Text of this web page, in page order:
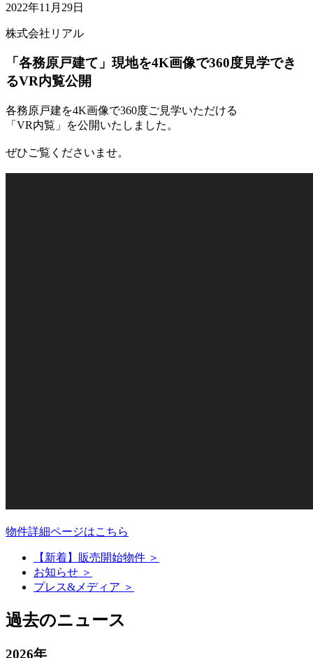
2022年11月29日
株式会社リアル
「各務原戸建て」現地を4K画像で360度見学でき
るVR内覧公開
各務原戸建を4K画像で360度ご見学いただける
「VR内覧」を公開いたしました。
ぜひご覧くださいませ。
物件詳細ページはこちら
【新着】販売開始物件 ＞
お知らせ ＞
プレス&メディア ＞
過去のニュース
2026年